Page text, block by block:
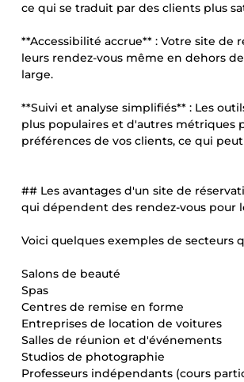
ce qui se traduit par des clients plus
**Accessibilité accrue** : Votre site
leurs rendez-vous même en dehors
large.
**Suivi et analyse simplifiés** : Les
plus populaires et d'autres métriques
préférences de vos clients, ce qui
## Les avantages d'un site de
qui dépendent des rendez-vous pour
Voici quelques exemples de
Salons de beauté
Spas
Centres de remise en forme
Entreprises de location de voitures
Salles de réunion et d'événements
Studios de photographie
Professeurs indépendants (cours